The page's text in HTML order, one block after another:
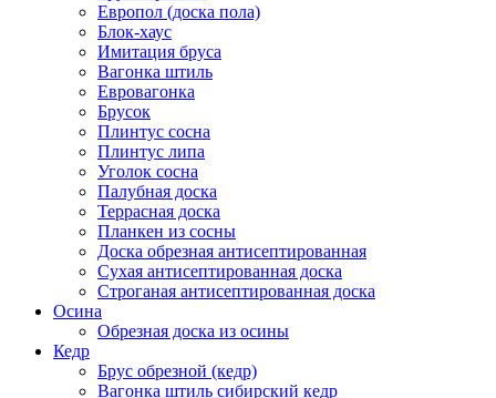
Европол (доска пола)
Блок-хаус
Имитация бруса
Вагонка штиль
Евровагонка
Брусок
Плинтус сосна
Плинтус липа
Уголок сосна
Палубная доска
Террасная доска
Планкен из сосны
Доска обрезная антисептированная
Сухая антисептированная доска
Строганая антисептированная доска
Осина
Обрезная доска из осины
Кедр
Брус обрезной (кедр)
Вагонка штиль сибирский кедр